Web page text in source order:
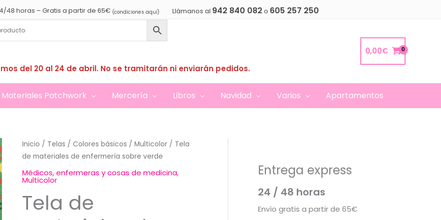
48 horas – Gratis a partir de 65€ (condiciones aquí) Llámanos al 942 840 082 o 605 257 250
del 20 al 24 de abril. No se tramitarán ni enviarán pedidos.
0,00€
Materiales Patchwork Mercería Libros Navidad Varios Apartamentos
Inicio / Telas / Colores básicos / Multicolor/ Tela
de materiales de enfermería sobre verde
Médicos, enfermeras y cosas de medicina,
Multicolor
Tela de
Entrega express
24 / 48 horas
Envío gratis a partir de 65€